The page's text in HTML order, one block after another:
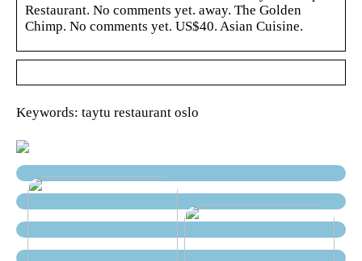
Restaurant. No comments yet. away. The Golden
Chimp. No comments yet. US$40. Asian Cuisine.
Keywords: taytu restaurant oslo